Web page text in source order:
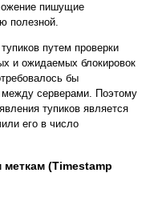
пишущие
полезной.
путем проверки
и ожидаемых блокировок
бы
между серверами. Поэтому
тупиков является
его в число
(Timestamp